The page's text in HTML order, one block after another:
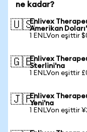
ne kadar?
🇺🇸Enlivex
Amerikan
1 ENLVon eşittir
🇬🇧Enlivex
Sterlini'na
1 ENLVon eşittir
🇯🇵Enlivex
Yeni'na
1 ENLVon eşittir